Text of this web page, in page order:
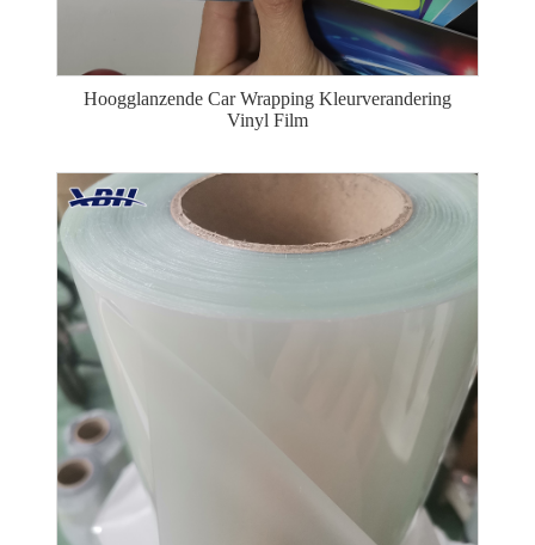
Hoogglanzende Car Wrapping Kleurverandering
Vinyl Film